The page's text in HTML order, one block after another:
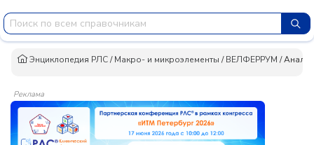
Энциклопедия РЛС/Макро- и микроэлементы /ВЕЛФЕРРУМ /
Реклама